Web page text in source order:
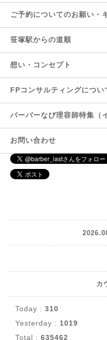
ご予約についてのお願い・
笹塚駅からの道順
想い・コンセプト
FPコンサルティングについ
バーバーなび理容師特集（
お問い合わせ
カ
Today : 310
Yesterday : 1019
Total : 635462